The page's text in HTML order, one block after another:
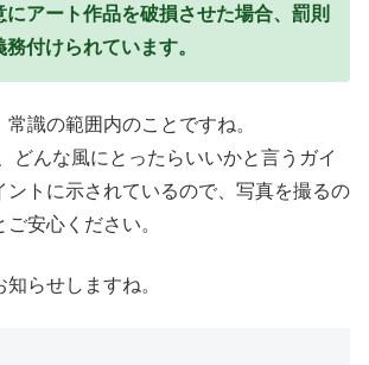
にアート作品を破損させた場合、罰則
付けられています。
識の範囲内のことですね。
どんな風にとったらいいかと言うガイ
ントに示されているので、写真を撮るの
安心ください。
らせしますね。